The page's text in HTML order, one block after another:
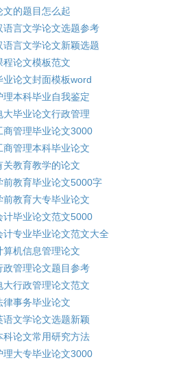
文的题目怎么起
语言文学论文选题参考
语言文学论文新颖选题
程论文模板范文
业论文封面模板word
理本科毕业自我鉴定
大毕业论文行政管理
商管理毕业论文3000
商管理本科毕业论文
关教育教学的论文
前教育毕业论文5000字
前教育大专毕业论文
计毕业论文范文5000
计专业毕业论文范文大全
算机信息管理论文
政管理论文题目参考
大行政管理论文范文
律事务毕业论文
语文学论文选题新颖
科论文常用研究方法
理大专毕业论文3000